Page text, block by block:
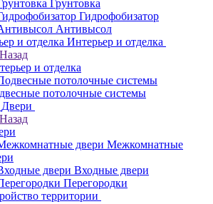
Грунтовка
Гидрофобизатор
Антивысол
Интерьер и отделка
Назад
и отделка
потолочные системы
Двери
Назад
Межкомнатные
Входные двери
Перегородки
территории